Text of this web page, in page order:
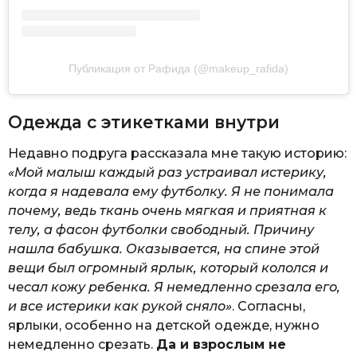
Публикация от Рафида (@makeup_rafida)
Одежда с этикетками внутри
Недавно подруга рассказала мне такую историю:
«Мой малыш каждый раз устраивал истерику,
когда я надевала ему футболку. Я не понимала
почему, ведь ткань очень мягкая и приятная к
телу, а фасон футболки свободный. Причину
нашла бабушка. Оказывается, на спине этой
вещи был огромный ярлык, который кололся и
чесал кожу ребенка. Я немедленно срезала его,
и все истерики как рукой сняло». Согласны,
ярлыки, особенно на детской одежде, нужно
немедленно срезать. Да и взрослым не